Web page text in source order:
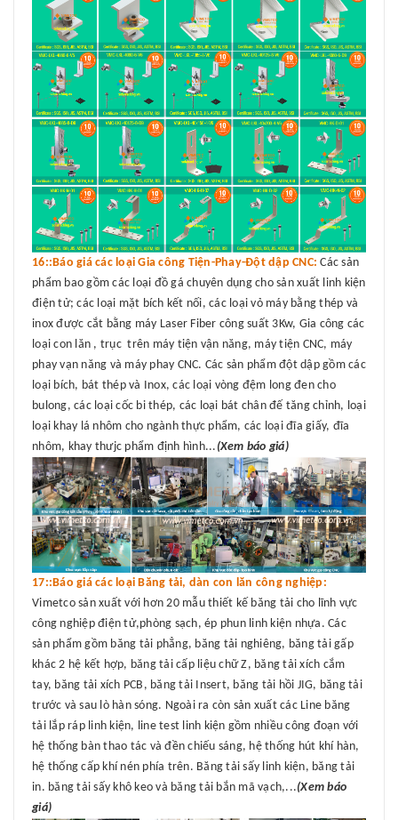
16::Báo giá các loại Gia công Tiện-Phay-Đột dập CNC: Các sản
phẩm bao gồm các loại đồ gá chuyên dụng cho sản xuất linh kiện
điện tử; các loại mặt bích kết nối, các loại vỏ máy bằng thép và
inox được cắt bằng máy Laser Fiber công suất 3Kw, Gia công các
loại con lăn , trục trên máy tiện vận năng, máy tiện CNC, máy
phay vạn năng và máy phay CNC. Các sản phẩm đột dập gồm các
loại bích, bát thép và Inox, các loại vòng đệm long đen cho
bulong, các loại cốc bi thép, các loại bát chân đế tăng chỉnh, loại
loại khay lá nhôm cho ngành thực phẩm, các loại đĩa giấy, đĩa
nhôm, khay thưjc phẩm định hình... (Xem báo giá)
17::Báo giá các loại Băng tải, dàn con lăn công nghiệp:
Vimetco sản xuất với hơn 20 mẫu thiết kế băng tải cho lĩnh vực
công nghiệp điện tử,phòng sạch, ép phun linh kiện nhựa. Các
sản phẩm gồm băng tải phẳng, băng tải nghiêng, băng tải gấp
khác 2 hệ kết hợp, băng tải cấp liệu chữ Z, băng tải xích cắm
tay, băng tải xích PCB, băng tải Insert, băng tải hồi JIG, băng tải
trước và sau lò hàn sóng. Ngoài ra còn sản xuất các Line băng
tải lắp ráp linh kiện, line test linh kiện gồm nhiều công đoạn với
hệ thống bàn thao tác và đền chiếu sáng, hệ thống hút khí hàn,
hệ thống cấp khí nén phía trên. Băng tải sấy linh kiện, băng tải
in. băng tải sấy khô keo và băng tải bắn mã vạch,...(Xem báo
giá)